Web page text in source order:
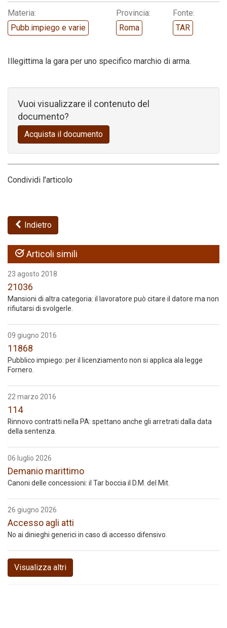
Codice della strada
Materia:
Pubb.impiego e varie
Provincia:
Roma
Fonte:
TAR
Illegittima la gara per uno specifico marchio di arma.
Vuoi visualizzare il contenuto del
documento?
Acquista il documento
Condividi l'articolo
Indietro
Articoli simili
23 agosto 2018
21036
Mansioni di altra categoria: il lavoratore può citare il datore ma non
rifiutarsi di svolgerle.
09 giugno 2016
11868
Pubblico impiego: per il licenziamento non si applica ala legge
Fornero.
22 marzo 2016
114
Rinnovo contratti nella PA: spettano anche gli arretrati dalla data
della sentenza.
06 luglio 2026
Demanio marittimo
Canoni delle concessioni: il Tar boccia il D.M. del Mit.
26 giugno 2026
Accesso agli atti
No ai dinieghi generici in caso di accesso difensivo.
Visualizza altri